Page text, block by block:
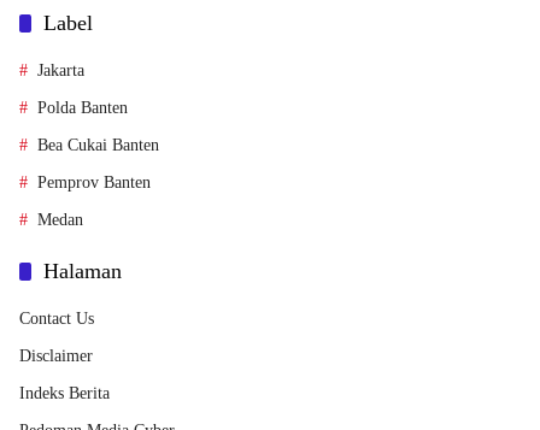
Label
Jakarta
Polda Banten
Bea Cukai Banten
Pemprov Banten
Medan
Halaman
Contact Us
Disclaimer
Indeks Berita